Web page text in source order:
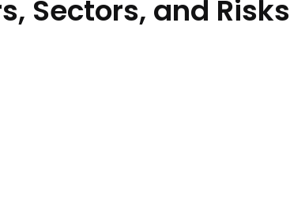
Sectors, and Risks